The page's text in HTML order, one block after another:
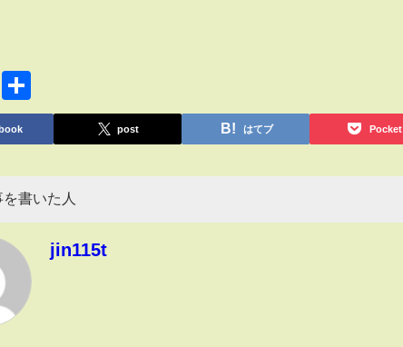
X
有
post はてブ Pocket
書いた人
jin115t